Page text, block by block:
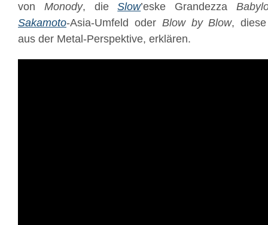
von Monody, dieSlow’eske Grandezza
Sakamoto-Asia-Umfeld oder Blow by Blow,
aus der Metal-Perspektive, erklären.